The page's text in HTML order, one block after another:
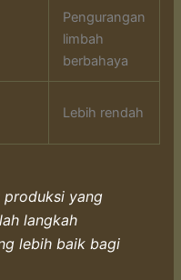
Pengurangan
limbah
berbahaya
Lebih rendah
produksi yang
langkah
lebih baik bagi